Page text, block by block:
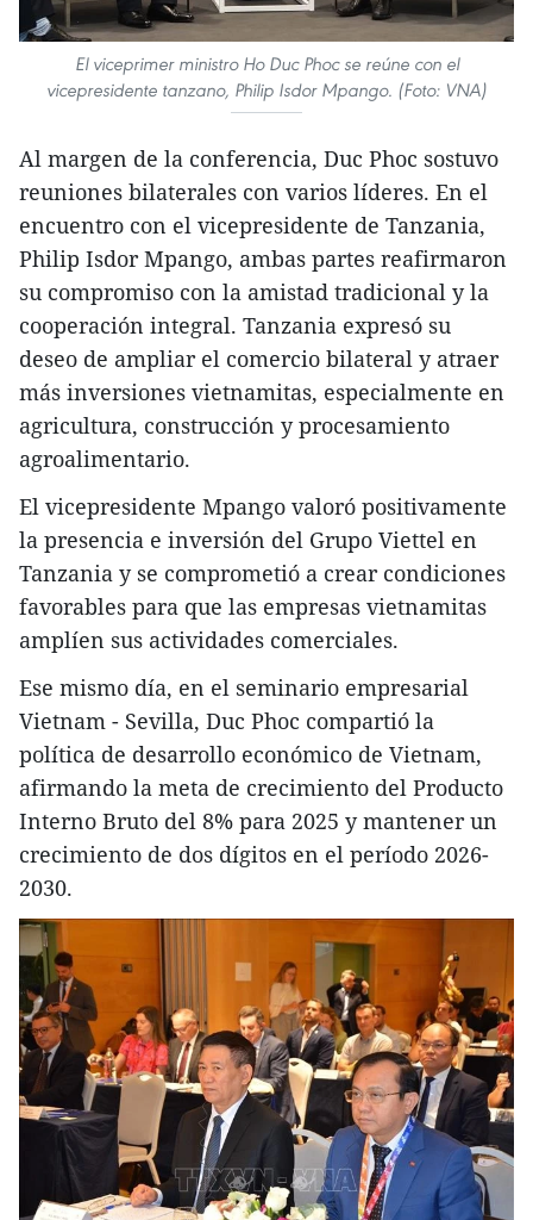
El viceprimer ministro Ho Duc Phoc se reúne con el
vicepresidente tanzano, Philip Isdor Mpango. (Foto: VNA)
Al margen de la conferencia, Duc Phoc sostuvo
reuniones bilaterales con varios líderes. En el
encuentro con el vicepresidente de Tanzania,
Philip Isdor Mpango, ambas partes reafirmaron
su compromiso con la amistad tradicional y la
cooperación integral. Tanzania expresó su
deseo de ampliar el comercio bilateral y atraer
más inversiones vietnamitas, especialmente en
agricultura, construcción y procesamiento
agroalimentario.
El vicepresidente Mpango valoró positivamente
la presencia e inversión del Grupo Viettel en
Tanzania y se comprometió a crear condiciones
favorables para que las empresas vietnamitas
amplíen sus actividades comerciales.
Ese mismo día, en el seminario empresarial
Vietnam - Sevilla, Duc Phoc compartió la
política de desarrollo económico de Vietnam,
afirmando la meta de crecimiento del Producto
Interno Bruto del 8% para 2025 y mantener un
crecimiento de dos dígitos en el período 2026-
2030.